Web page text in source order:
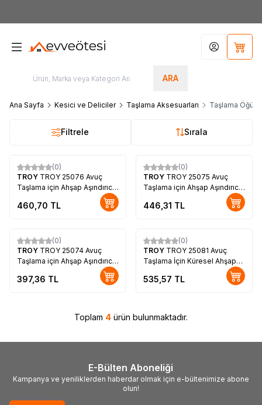
ARA
Hesabım
Ana Sayfa Kesici ve Deliciler Taşlama Aksesuarları Taşlama
Filtrele Sırala
(0)
TROY TROY 25076 Avuç
Taşlama için Ahşap Aşındırıcı
Disk, Trapezoidal, 125mm
460,70 TL
(0)
TROY TROY 25075 Avuç
Taşlama için Ahşap Aşındırıcı
446,31 TL
(0)
TROY TROY 25074 Avuç
Taşlama için Ahşap Aşındırıcı
397,36 TL
(0)
TROY TROY 25081 Avuç
Taşlama İçin Küresel Ahşap
Zımpara, Öğütme Ucu, M14-
30
535,57 TL
Toplam 4 ürün bulunmaktadır.
E-Bülten Aboneliği
Kampanya ve yeniliklerden haberdar olmak için e-bültenimize abone
olun!